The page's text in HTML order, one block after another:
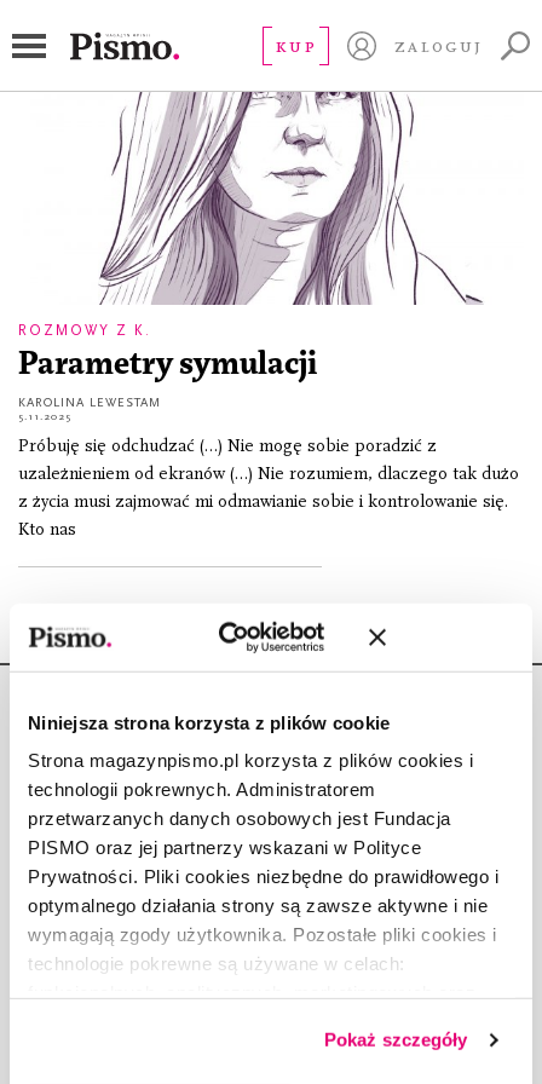
Niniejsza strona korzysta z plików cookie
Strona magazynpismo.pl korzysta z plików cookies i
technologii pokrewnych. Administratorem
przetwarzanych danych osobowych jest Fundacja
PISMO oraz jej partnerzy wskazani w Polityce
Prywatności. Pliki cookies niezbędne do prawidłowego i
optymalnego działania strony są zawsze aktywne i nie
wymagają zgody użytkownika. Pozostałe pliki cookies i
technologie pokrewne są używane w celach:
dobrowolną zgodę na pliki cookies i technologie
pokrewne, zgadzasz się na przechowywanie informacji
Pokaż szczegóły
KUP ZALOGUJ
ROZMOWY Z K.
Parametry symulacji
KAROLINA LEWESTAM
5.11.2025
Próbuję się odchudzać (…) Nie mogę sobie poradzić z
uzależnieniem od ekranów (…) Nie rozumiem, dlaczego tak dużo
z życia musi zajmować mi odmawianie sobie i kontrolowanie się.
Kto nas
Copyright © Fundacja Pismo
O „PIŚMIE”